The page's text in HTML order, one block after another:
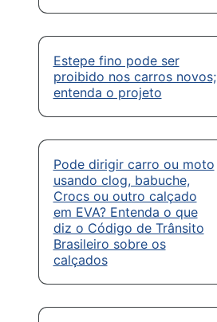
Estepe fino pode ser
proibido nos carros novos;
entenda o projeto
Pode dirigir carro ou moto
usando clog, babuche,
Crocs ou outro calçado
em EVA? Entenda o que
diz o Código de Trânsito
Brasileiro sobre os
calçados